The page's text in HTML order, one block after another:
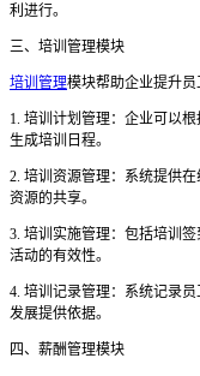
利进行。
三、培训管理模块
培训管理模块帮助企业提升员
1. 培训计划管理：企业可以
生成培训日程。
2. 培训资源管理：系统提供
资源的共享。
3. 培训实施管理：包括培训
活动的有效性。
4. 培训记录管理：系统记录
发展提供依据。
四、薪酬管理模块